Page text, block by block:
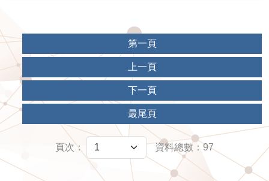
第一頁
上一頁
下一頁
最尾頁
頁次： 資料總數：97